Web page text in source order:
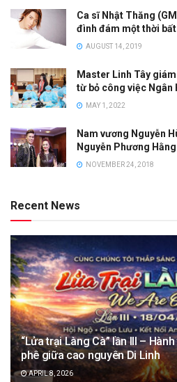
Ca sĩ Nhật Thăng
đình đám một thời
AUGUST 14, 2019
Master Linh Tây
từ bỏ công việc Ngân
MAY 1, 2022
Nam vương Nguyễn
Nguyễn Phương Hằng
NOVEMBER 24, 2018
Recent News
“Lửa trại Làng Cà” lần III –
phê giữa cao nguyên Di Linh
APRIL 8, 2026